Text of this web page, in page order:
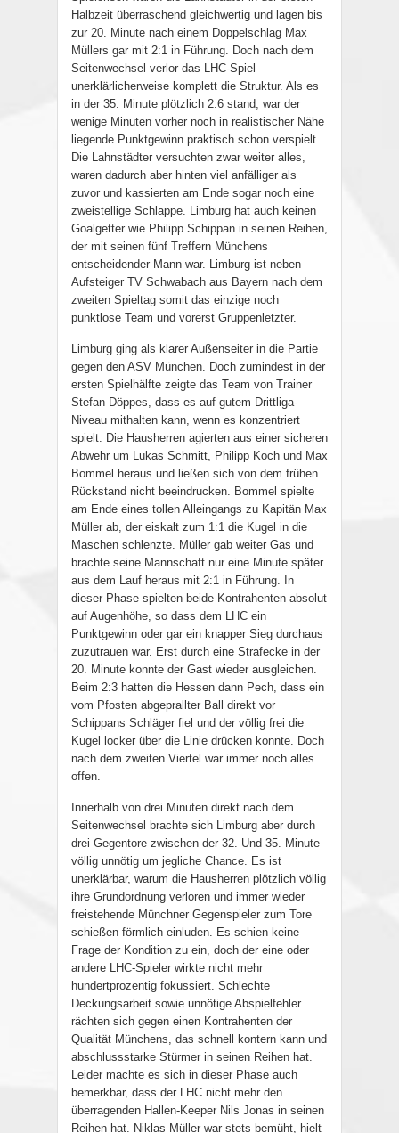
Halbzeit überraschend gleichwertig und lagen bis
zur 20. Minute nach einem Doppelschlag Max
Müllers gar mit 2:1 in Führung. Doch nach dem
Seitenwechsel verlor das LHC-Spiel
unerklärlicherweise komplett die Struktur. Als es
in der 35. Minute plötzlich 2:6 stand, war der
wenige Minuten vorher noch in realistischer Nähe
liegende Punktgewinn praktisch schon verspielt.
Die Lahnstädter versuchten zwar weiter alles,
waren dadurch aber hinten viel anfälliger als
zuvor und kassierten am Ende sogar noch eine
zweistellige Schlappe. Limburg hat auch keinen
Goalgetter wie Philipp Schippan in seinen Reihen,
der mit seinen fünf Treffern Münchens
entscheidender Mann war. Limburg ist neben
Aufsteiger TV Schwabach aus Bayern nach dem
zweiten Spieltag somit das einzige noch
punktlose Team und vorerst Gruppenletzter.
Limburg ging als klarer Außenseiter in die Partie
gegen den ASV München. Doch zumindest in der
ersten Spielhälfte zeigte das Team von Trainer
Stefan Döppes, dass es auf gutem Drittliga-
Niveau mithalten kann, wenn es konzentriert
spielt. Die Hausherren agierten aus einer sicheren
Abwehr um Lukas Schmitt, Philipp Koch und Max
Bommel heraus und ließen sich von dem frühen
Rückstand nicht beeindrucken. Bommel spielte
am Ende eines tollen Alleingangs zu Kapitän Max
Müller ab, der eiskalt zum 1:1 die Kugel in die
Maschen schlenzte. Müller gab weiter Gas und
brachte seine Mannschaft nur eine Minute später
aus dem Lauf heraus mit 2:1 in Führung. In
dieser Phase spielten beide Kontrahenten absolut
auf Augenhöhe, so dass dem LHC ein
Punktgewinn oder gar ein knapper Sieg durchaus
zuzutrauen war. Erst durch eine Strafecke in der
20. Minute konnte der Gast wieder ausgleichen.
Beim 2:3 hatten die Hessen dann Pech, dass ein
vom Pfosten abgeprallter Ball direkt vor
Schippans Schläger fiel und der völlig frei die
Kugel locker über die Linie drücken konnte. Doch
nach dem zweiten Viertel war immer noch alles
offen.
Innerhalb von drei Minuten direkt nach dem
Seitenwechsel brachte sich Limburg aber durch
drei Gegentore zwischen der 32. Und 35. Minute
völlig unnötig um jegliche Chance. Es ist
unerklärbar, warum die Hausherren plötzlich völlig
ihre Grundordnung verloren und immer wieder
freistehende Münchner Gegenspieler zum Tore
schießen förmlich einluden. Es schien keine
Frage der Kondition zu ein, doch der eine oder
andere LHC-Spieler wirkte nicht mehr
hundertprozentig fokussiert. Schlechte
Deckungsarbeit sowie unnötige Abspielfehler
rächten sich gegen einen Kontrahenten der
Qualität Münchens, das schnell kontern kann und
abschlussstarke Stürmer in seinen Reihen hat.
Leider machte es sich in dieser Phase auch
bemerkbar, dass der LHC nicht mehr den
überragenden Hallen-Keeper Nils Jonas in seinen
Reihen hat. Niklas Müller war stets bemüht, hielt